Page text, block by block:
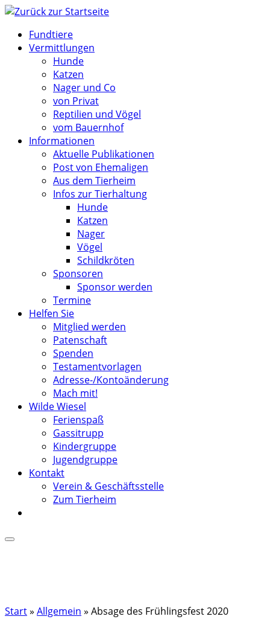
Zum
springenFundtiere
Vermittlungen
Hunde
Katzen
Nager und Co
von Privat
Reptilien und Vögel
vom Bauernhof
Informationen
Aktuelle Publikationen
Post von Ehemaligen
Aus dem Tierheim
Infos zur Tierhaltung
Hunde
Katzen
Nager
Vögel
Schildkröten
Sponsoren
Sponsor werden
Termine
Helfen Sie
Mitglied werden
Patenschaft
Spenden
Testamentvorlagen
Adresse-/Kontoänderung
Mach mit!
Wilde Wiesel
Ferienspaß
Gassitrupp
Kindergruppe
Jugendgruppe
Kontakt
Verein & Geschäftsstelle
Zum Tierheim
Start» Allgemein » Absage des Frühlingsfest 2020